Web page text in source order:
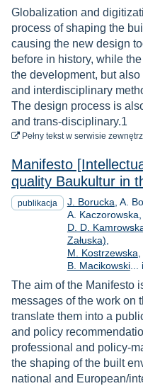
Globalization and
process of shaping the
causing the new design
before in history, while
the development, but
and interdisciplinary
The design process is
and trans-disciplinary.1
Pełny tekstdo pobrania
w serwisie
Manifesto
quality Baukultur in
publikacja J. Borucka A.
A. Kaczorowska
D. D.
Załuska)
M. Kostrzewska
B. Macikowski...
The aim of the Manifesto
messages of the work on
translate them into a
and policy
professional and policy-
the shaping of the built
national and European/